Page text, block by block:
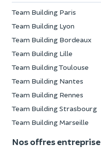
Team Building Paris
Team Building Lyon
Team Building Bordeaux
Team Building Lille
Team Building Toulouse
Team Building Nantes
Team Building Rennes
Team Building Strasbourg
Team Building Marseille
Nos offres entreprise